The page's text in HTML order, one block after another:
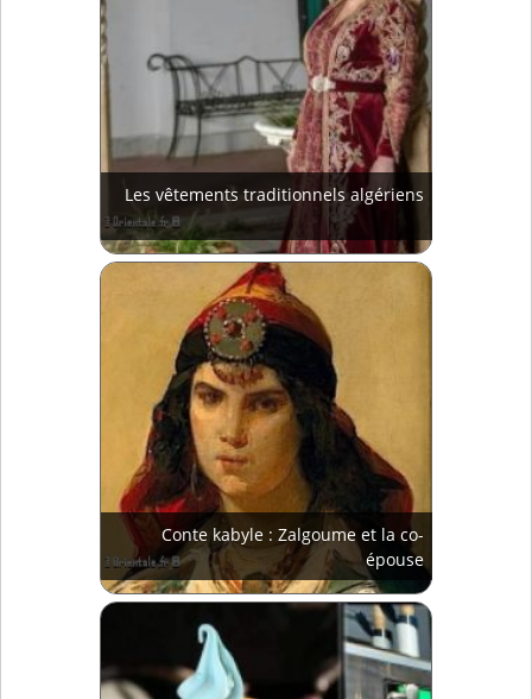
Les vêtements traditionnels algériens
Conte kabyle : Zalgoume et la co-
épouse